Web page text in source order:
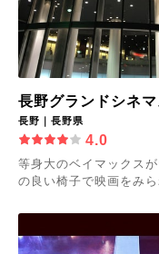
長野グランドシネ
長野｜長野県
4.0
等身大のベイマックス
の良い椅子で映画をみ